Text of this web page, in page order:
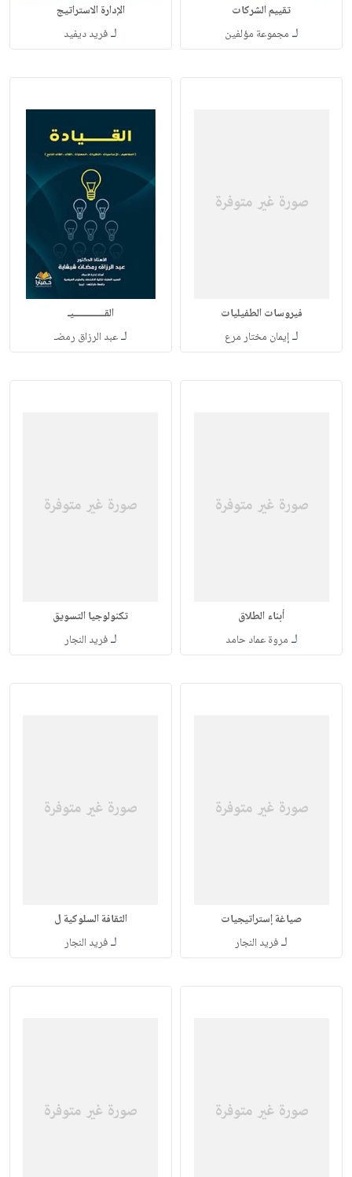
تقييم الشركات
لـ مجموعة مؤلفين
الإدارة الاستراتيج
لـفريد ديفيد
فيروسات الطفيليات
لـإيمان مختار مرع
القـــــــــــــيـ
لـعبد الرزاق رمضـ
أبناء الطلاق
لـ مروة عماد حامد
تكنولوجيا التسويق
لـفريد النجار
صياغة إستراتيجيات
لـفريد النجار
الثقافة السلوكية ل
لـفريد النجار